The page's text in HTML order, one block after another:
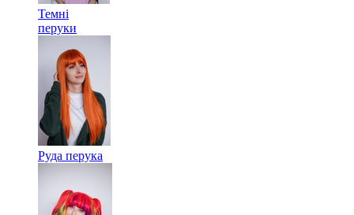
Темні
перуки
Руда перука